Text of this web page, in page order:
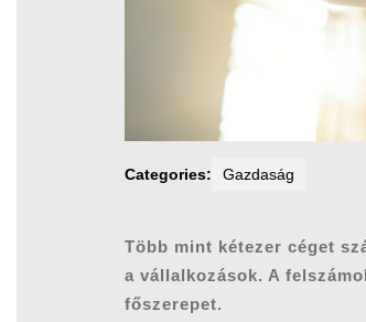
Categories: Gazdaság
Több mint kétezer céget
a vállalkozások. A
főszerepet.